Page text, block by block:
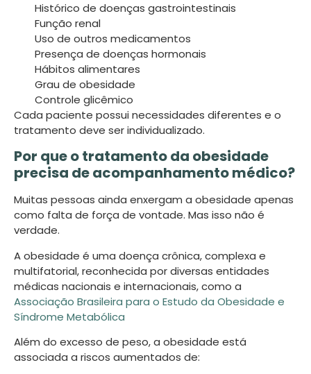
Histórico de doenças gastrointestinais
Função renal
Uso de outros medicamentos
Presença de doenças hormonais
Hábitos alimentares
Grau de obesidade
Controle glicêmico
Cada paciente possui necessidades diferentes e o
tratamento deve ser individualizado.
Por que o tratamento da obesidade
precisa de acompanhamento médico?
Muitas pessoas ainda enxergam a obesidade apenas
como falta de força de vontade. Mas isso não é
verdade.
A obesidade é uma doença crônica, complexa e
multifatorial, reconhecida por diversas entidades
médicas nacionais e internacionais, como a
Associação Brasileira para o Estudo da Obesidade e
Síndrome Metabólica
Além do excesso de peso, a obesidade está
associada a riscos aumentados de: